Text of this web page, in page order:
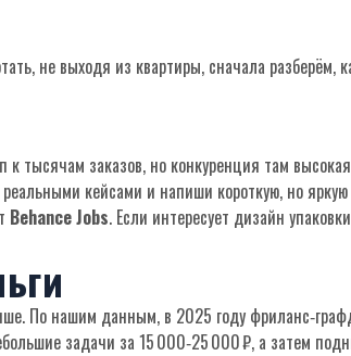
не выходя из квартиры, сначала разберём,
к тысячам заказов, но конкуренция там
кейсами и напиши короткую, но
Behance Jobs. Если интересует дизайн
По нашим данным, в 2025 году
задачи за 15 000‑25 000 ₽, а затем